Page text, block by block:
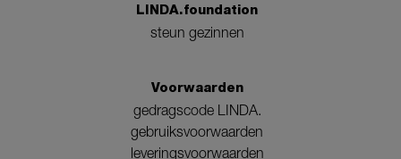
LINDA.foundation
steun gezinnen
Voorwaarden
gedragscode LINDA.
gebruiksvoorwaarden
leveringsvoorwaarden